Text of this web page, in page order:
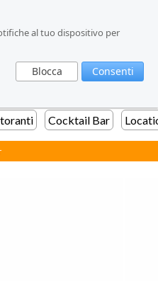
al tuo dispositivo per
Blocca Consenti
al tuo dispositivo per
Blocca Consenti
Cocktail Bar